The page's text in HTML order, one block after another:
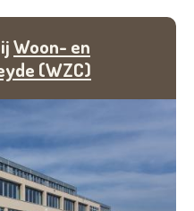
Woon- en
(WZC)